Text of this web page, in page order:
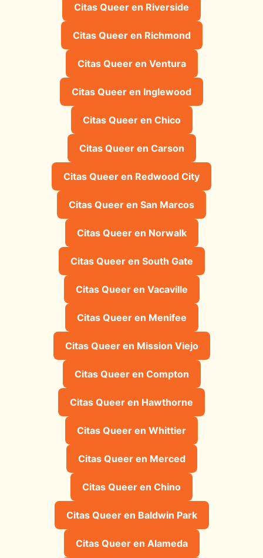
Citas Queer en Riverside
Citas Queer en Richmond
Citas Queer en Ventura
Citas Queer en Inglewood
Citas Queer en Chico
Citas Queer en Carson
Citas Queer en Redwood City
Citas Queer en San Marcos
Citas Queer en Norwalk
Citas Queer en South Gate
Citas Queer en Vacaville
Citas Queer en Menifee
Citas Queer en Mission Viejo
Citas Queer en Compton
Citas Queer en Hawthorne
Citas Queer en Whittier
Citas Queer en Merced
Citas Queer en Chino
Citas Queer en Baldwin Park
Citas Queer en Alameda